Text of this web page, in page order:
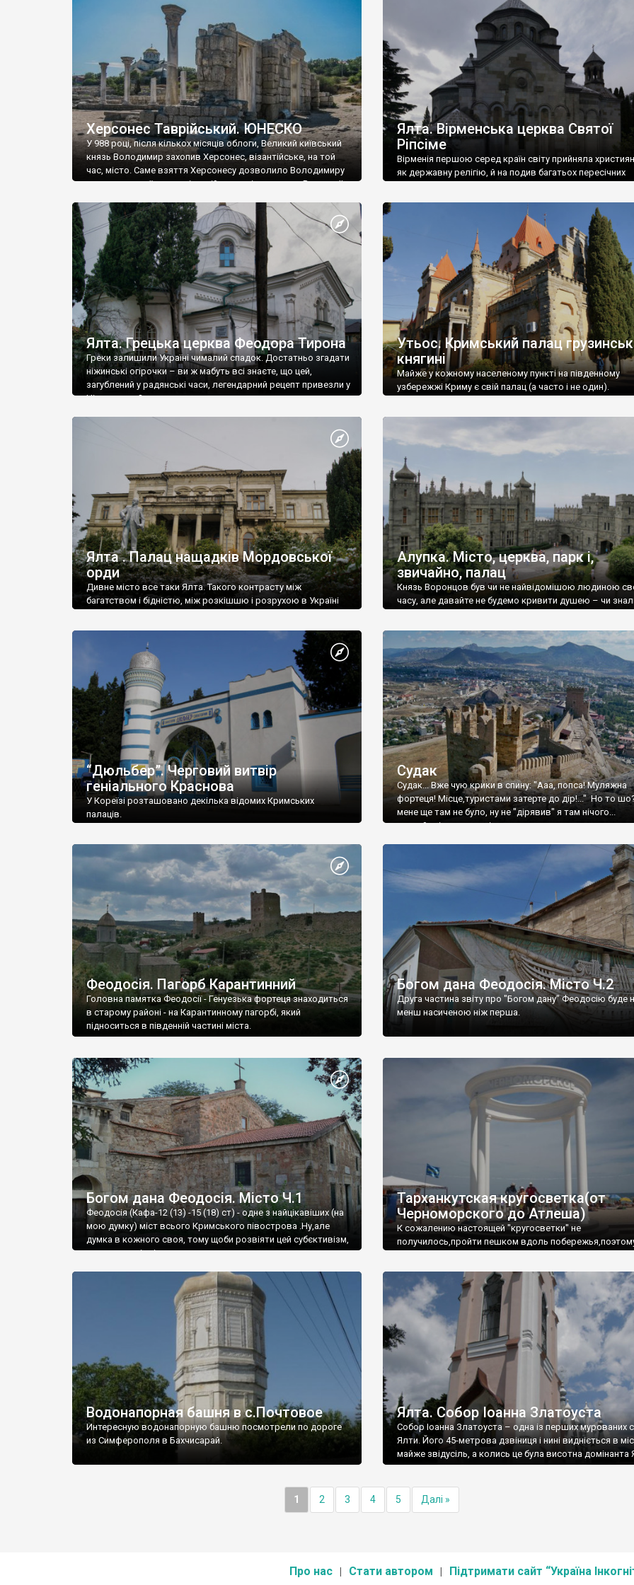
візантійської доби. Раритети викрадені з фондів об’єкту
культурної спадщини ЮНЕСКО «Херсонеса Таврійського».
Офіційно – на виставку «Золото Візантії», але експерти та
влада в Україні вважають це лише […]
називаються «повстяками» (postaki)…” “Вино. Крим
виробляє відмінне вино і його вдосталь: воно все
легке біле і дуже […]
Херсонес Таврійський. ЮНЕСКО
У 988 році, після кількох місяців облоги, Великий київський
князь Володимир захопив Херсонес, візантійське, на той
час, місто. Саме взяття Херсонесу дозволило Володимиру
диктувати свої умови візантійському імператору Василю ІІ,
Херсонесі Володимир-язичник, став Василем-
християнином. А потім було Хрещення Русі. На честь
Херсонесу Таврійського названо місто […]
Ялта. Вірменська церква Святої
Ріпсіме
Вірменія першою серед країн світу прийняла
як державну релігію, й на подив багатьох пересічних
Ялта. Грецька церква Феодора Тирона
Греки залишили Україні чималий спадок. Достатньо згадати
ніжинські огірочки – ви ж мабуть всі знаєте, що цей,
загублений у радянські часи, легендарний рецепт привезли у
Ніжин греки?
Утьос. Кримський палац
княгині
Майже у кожному населеному пункті на південному
узбережжі Криму є свій палац (а часто і не один).
Ялта . Палац нащадків Мордовської
орди
Дивне місто все таки Ялта. Такого контрасту між
багатством і бідністю, між розкішшю і розрухою в Україні
Алупка. Місто, церква, парк і,
звичайно, палац
Князь Воронцов був чи не найвідомішою людиною
часу, але давайте не будемо кривити душею – чи
“Дюльбер”. Черговий витвір
геніального Краснова
У Кореїзі розташовано декілька відомих Кримських
палаців.
Судак
Судак... Вже чую крики в спину: "Ааа, попса! Муляжна
фортеця! Місце,туристами затерте до дір!..." Но то
мене ще там не було, ну не "дірявив" я там нічого...
принаймні до цього літа.
Феодосія. Пагорб Карантинний
Головна памятка Феодосії - Генуезька фортеця знаходиться
в старому районі - на Карантинному пагорбі, який
підноситься в південній частині міста.
Богом дана Феодосія. Місто Ч.2
Друга частина звіту про "Богом дану" Феодосію буде
менш насиченою ніж перша.
Богом дана Феодосія. Місто Ч.1
Феодосія (Кафа-12 (13) -15 (18) ст) - одне з найцікавіших (на
мою думку) міст всього Кримського півострова .Ну,але
думка в кожного своя, тому щоби розвіяти цей субєктивізм,
запрошую відвідати це
Тарханкутская кругосветка(от
Черноморского до Атлеша)
К сожалению настоящей "кругосветки" не
получилось,пройти пешком вдоль
Водонапорная башня в с.Почтовое
Интересную водонапорную башню посмотрели по дороге
из Симферополя в Бахчисарай.
Ялта. Собор Іоанна Златоуста
Собор Іоанна Златоуста – одна із перших мурованих
Ялти. Його 45-метрова дзвіниця і нині видніється в
майже звідусіль, а колись це була висотна домінанта
1 2 3 4 5 Далі »
Про нас Стати автором Підтримати сайт “Україна